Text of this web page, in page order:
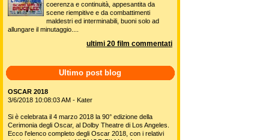
coerenza e continuità, appesantita da
scene riempitive e da combattimenti
maldestri ed interminabili, buoni solo ad
allungare il minutaggio....
ultimi 20 film commentati
Ultimo post blog
OSCAR 2018
3/6/2018 10:08:03 AM - Kater
Si è celebrata il 4 marzo 2018 la 90° edizione della
Cerimonia degli Oscar, al Dolby Theatre di Los Angeles.
Ecco l'elenco completo degli Oscar 2018, con i relativi